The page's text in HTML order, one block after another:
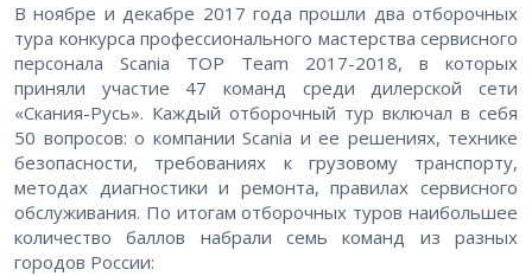
В ноябре и декабре 2017 года прошли два отборочных
тура конкурса профессионального мастерства сервисного
персонала Scania TOP Team 2017-2018, в которых
приняли участие 47 команд среди дилерской сети
«Скания-Русь». Каждый отборочный тур включал в себя
50 вопросов: о компании Scania и ее решениях, технике
безопасности, требованиях к грузовому транспорту,
методах диагностики и ремонта, правилах сервисного
обслуживания. По итогам отборочных туров наибольшее
количество баллов набрали семь команд из разных
городов России: